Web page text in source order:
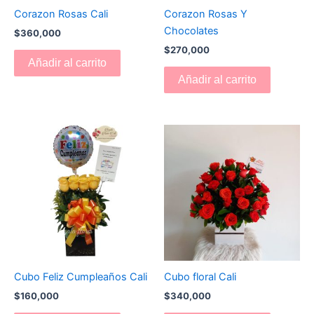
Corazon Rosas Cali
$360,000
Añadir al carrito
Corazon Rosas Y
Chocolates
$270,000
Añadir al carrito
Cubo Feliz Cumpleaños Cali
$160,000
Cubo floral Cali
$340,000